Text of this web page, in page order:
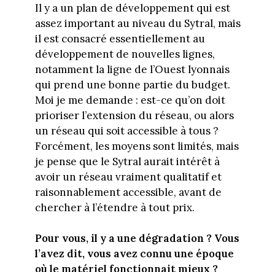
Il y a un plan de développement qui est
assez important au niveau du Sytral, mais
il est consacré essentiellement au
développement de nouvelles lignes,
notamment la ligne de l’Ouest lyonnais
qui prend une bonne partie du budget.
Moi je me demande : est-ce qu’on doit
prioriser l’extension du réseau, ou alors
un réseau qui soit accessible à tous ?
Forcément, les moyens sont limités, mais
je pense que le Sytral aurait intérêt à
avoir un réseau vraiment qualitatif et
raisonnablement accessible, avant de
chercher à l’étendre à tout prix.
Pour vous, il y a une dégradation ? Vous
l’avez dit, vous avez connu une époque
où le matériel fonctionnait mieux ?